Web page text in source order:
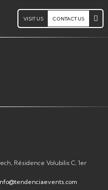
VISIT US CONTACT US
Résidence Volubilis C, 1er